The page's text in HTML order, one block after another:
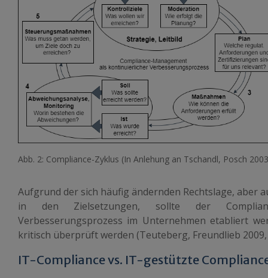
Abb. 2: Compliance-Zyklus (In Anlehung an Tschandl, Posch
Aufgrund der sich häufig ändernden Rechtslage, aber
in den Zielsetzungen, sollte der
Verbesserungsprozess im Unternehmen etabliert
kritisch überprüft werden (Teuteberg, Freundlieb 2009,
IT-Compliance vs. IT-gestützte